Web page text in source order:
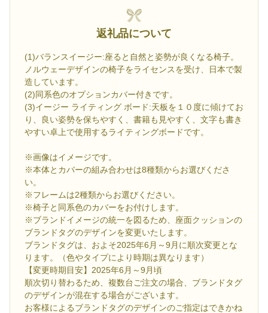
返礼品について
(1)バランスイージー:座ると自然と姿勢が良くなる椅子。
ノルウェーデザインの椅子をライセンスを受け、日本で製
造しています。
(2)同系色のオプションカバー付きです。
(3)イージー ライティング ボード:天板を１０度に傾けてお
り、良い姿勢を保ちやすく、書籍も見やすく、文字も書き
やすい卓上で使用するライティングボードです。
※画像はイメージです。
※本体とカバーの組み合わせは8種類からお選びくださ
い。
※フレームは2種類からお選びください。
※椅子と同系色のカバーをお付けします。
※ブランドイメージの統一を図るため、座面クッションの
ブランドタグのデザインを変更いたします。
ブランドタグは、およそ2025年6月～9月に順次変更とな
ります。（色やタイプにより時期は異なります）
【変更時期目安】2025年6月～9月頃
順次切り替わるため、複数台ご注文の場合、ブランドタグ
のデザインが混在する場合がございます。
お客様によるブランドタグのデザインのご指定はできかね